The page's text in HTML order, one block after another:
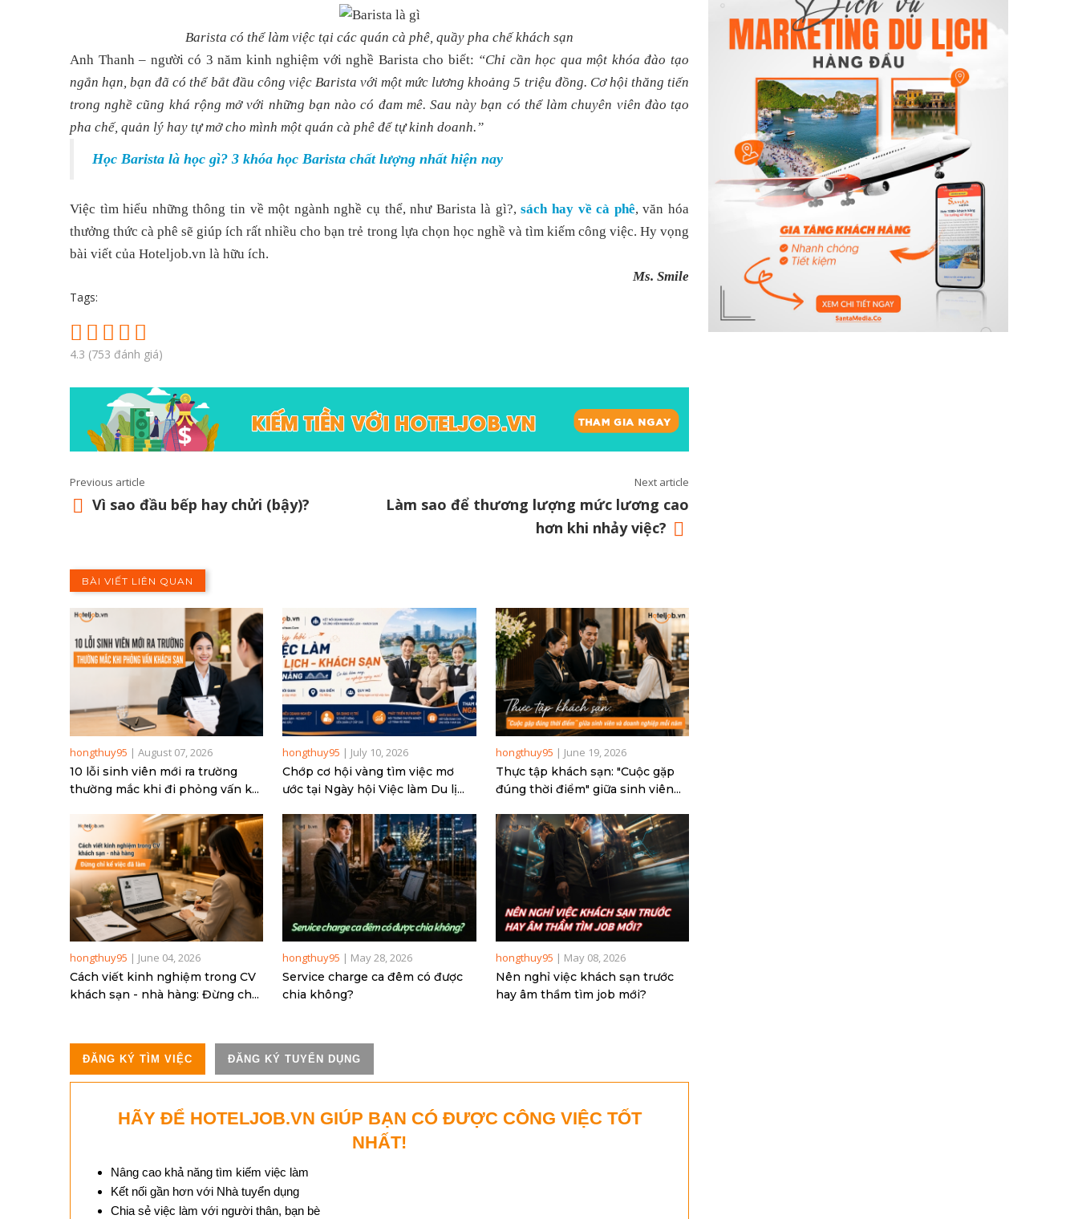
Barista có thể làm việc tại các quán cà phê, quầy pha chế khách sạn
Anh Thanh – người có 3 năm kinh nghiệm với nghề Barista cho biết: “Chỉ cần học qua một khóa đào tạo
ngắn hạn, bạn đã có thể bắt đầu công việc Barista với một mức lương khoảng 5 triệu đồng. Cơ hội thăng tiến
trong nghề cũng khá rộng mở với những bạn nào có đam mê. Sau này bạn có thể làm chuyên viên đào tạo
pha chế, quản lý hay tự mở cho mình một quán cà phê để tự kinh doanh.”
Học Barista là học gì? 3 khóa học Barista chất lượng nhất hiện nay
Việc tìm hiểu những thông tin về một ngành nghề cụ thể, như Barista là gì?,sách hay về cà phê, văn hóa
thưởng thức cà phê sẽ giúp ích rất nhiều cho bạn trẻ trong lựa chọn học nghề và tìm kiếm công việc. Hy vọng
bài viết của Hoteljob.vn là hữu ích.
Ms. Smile
Tags:
4.3 (753 đánh giá)
Previous article
Vì sao đầu bếp hay chửi (bậy)?
Next article
Làm sao để thương lượng mức lương cao
hơn khi nhảy việc?
BÀI VIẾT LIÊN QUAN
hongthuy95 | August 07, 2026
10 lỗi sinh viên mới ra trường
thường mắc khi đi phỏng vấn k...
hongthuy95 | July 10, 2026
Chớp cơ hội vàng tìm việc mơ
ước tại Ngày hội Việc làm Du lị...
hongthuy95 | June 19, 2026
Thực tập khách sạn: "Cuộc gặp
đúng thời điểm" giữa sinh viên...
hongthuy95 | June 04, 2026
Cách viết kinh nghiệm trong CV
khách sạn - nhà hàng: Đừng ch...
hongthuy95 | May 28, 2026
Service charge ca đêm có được
chia không?
hongthuy95 | May 08, 2026
Nên nghỉ việc khách sạn trước
hay âm thầm tìm job mới?
ĐĂNG KÝ TÌM VIỆC ĐĂNG KÝ TUYỂN DỤNG
HÃY ĐỂ HOTELJOB.VN GIÚP BẠN CÓ ĐƯỢC CÔNG VIỆC TỐT
NHẤT!
Nâng cao khả năng tìm kiếm việc làm
Kết nối gần hơn với Nhà tuyển dụng
Chia sẻ việc làm với người thân, bạn bè